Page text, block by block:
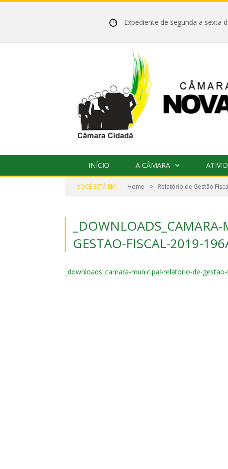
Expediente de segunda a
INÍCIO A CÂMARA
VOCÊ ESTÁ EM: Home » Relatório de Gestão
GESTAO-FISCAL-2019-
_downloads_camara-municipal-relatorio-de-